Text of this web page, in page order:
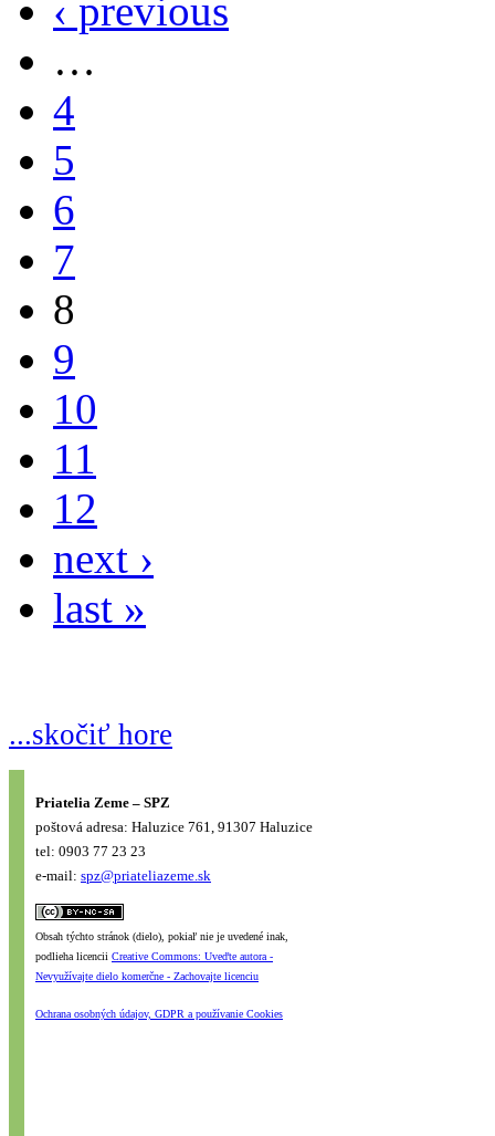
‹ previous
…
4
5
6
7
8
9
10
11
12
next ›
last »
...skočiť hore
Priatelia Zeme – SPZ
poštová adresa: Haluzice 761, 91307 Haluzice
tel: 0903 77 23 23
e-mail: spz@priateliazeme.sk
Obsah týchto stránok (dielo), pokiaľ nie je uvedené inak,
podlieha licencii Creative Commons: Uveďte autora -
Nevyužívajte dielo komerčne - Zachovajte licenciu
Ochrana osobných údajov, GDPR a používanie Cookies